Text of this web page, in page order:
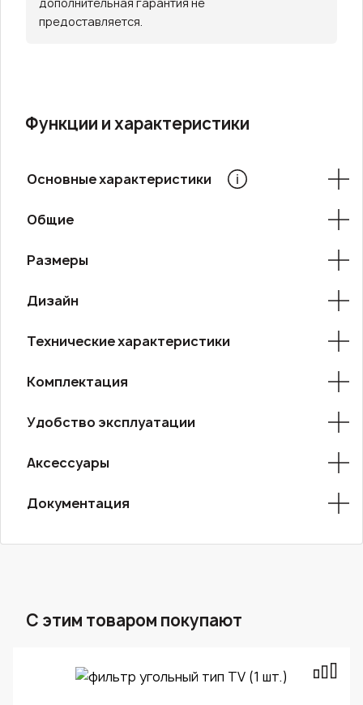
предоставляется.
Функции и характеристики
Основные характеристики
Общие
Размеры
Дизайн
Технические характеристики
Комплектация
Удобство эксплуатации
Аксессуары
Документация
С этим товаром покупают